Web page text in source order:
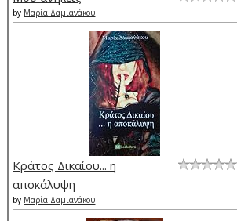
by Μαρία Δαμιανάκου
Κράτος Δικαίου... η
αποκάλυψη
by Μαρία Δαμιανάκου